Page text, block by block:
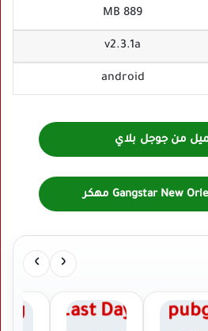
889 MB
v2.3.1a
android
من جوجل بلاي
‹
›